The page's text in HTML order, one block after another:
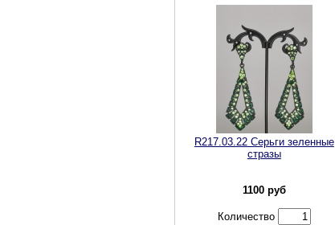
R217.03.22 Серьги зеленные
стразы
1100руб
Количество